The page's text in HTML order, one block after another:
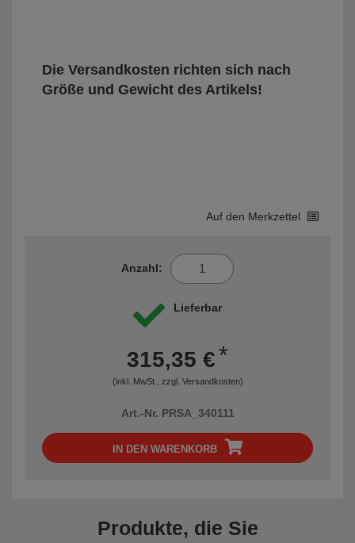
Die Versandkosten richten sich nach
Größe und Gewicht des Artikels!
Auf den Merkzettel
Anzahl:
Lieferbar
315,35 €*
(inkl. MwSt., zzgl. Versandkosten)
Art.-Nr. PRSA_340111
IN DEN WARENKORB
Produkte, die Sie